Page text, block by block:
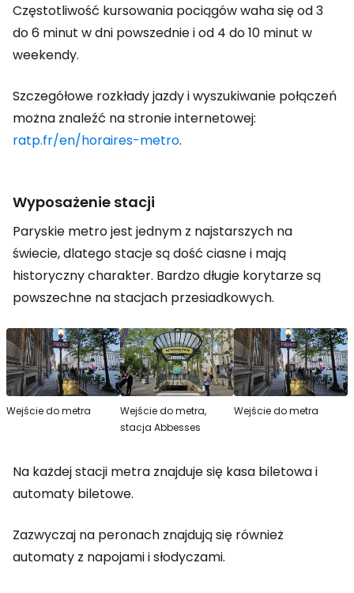
Częstotliwość kursowania pociągów waha się od 3
do 6 minut w dni powszednie i od 4 do 10 minut w
weekendy.
Szczegółowe rozkłady jazdy i wyszukiwanie połączeń
można znaleźć na stronie internetowej:
ratp.fr/en/horaires-metro.
Wyposażenie stacji
Paryskie metro jest jednym z najstarszych na
świecie, dlatego stacje są dość ciasne i mają
historyczny charakter. Bardzo długie korytarze są
powszechne na stacjach przesiadkowych.
Wejście do metra
Wejście do metra,
stacja Abbesses
Wejście do metra
Na każdej stacji metra znajduje się kasa biletowa i
automaty biletowe.
Zazwyczaj na peronach znajdują się również
automaty z napojami i słodyczami.